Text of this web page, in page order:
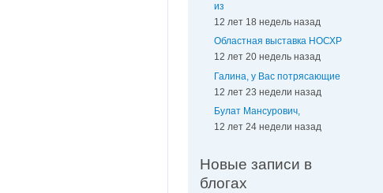
из
12 лет 18 недель назад
Областная выставка НОСХР
12 лет 20 недель назад
Галина, у Вас потрясающие
12 лет 23 недели назад
Булат Мансурович,
12 лет 24 недели назад
Новые записи в
блогах